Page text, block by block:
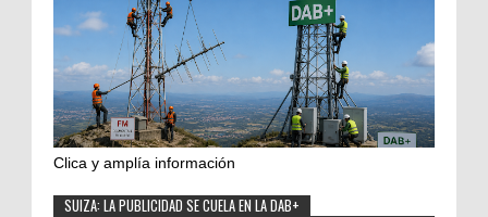
Clica y amplía información
SUIZA: LA PUBLICIDAD SE CUELA EN LA DAB+